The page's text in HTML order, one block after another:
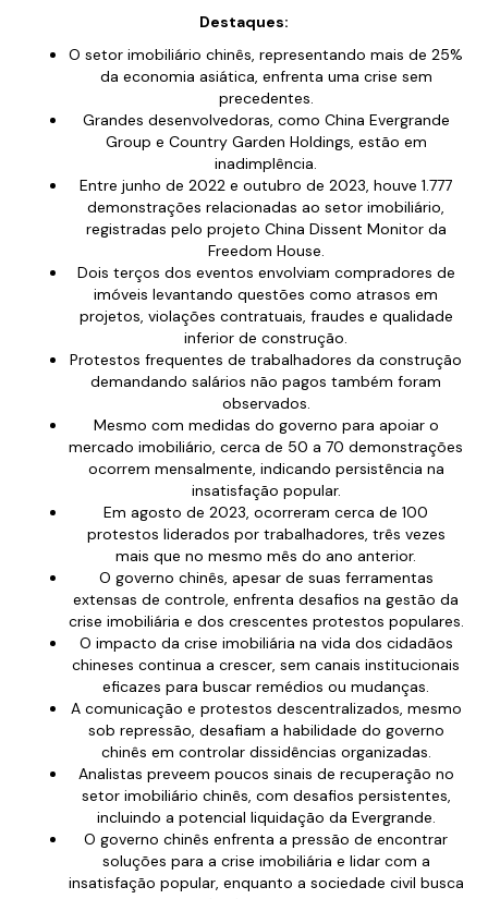
Destaques:
O setor imobiliário chinês, representando mais de 25%
da economia asiática, enfrenta uma crise sem
precedentes.
Grandes desenvolvedoras, como China Evergrande
Group e Country Garden Holdings, estão em
inadimplência.
Entre junho de 2022 e outubro de 2023, houve 1.777
demonstrações relacionadas ao setor imobiliário,
registradas pelo projeto China Dissent Monitor da
Freedom House.
Dois terços dos eventos envolviam compradores de
imóveis levantando questões como atrasos em
projetos, violações contratuais, fraudes e qualidade
inferior de construção.
Protestos frequentes de trabalhadores da construção
demandando salários não pagos também foram
observados.
Mesmo com medidas do governo para apoiar o
mercado imobiliário, cerca de 50 a 70 demonstrações
ocorrem mensalmente, indicando persistência na
insatisfação popular.
Em agosto de 2023, ocorreram cerca de 100
protestos liderados por trabalhadores, três vezes
mais que no mesmo mês do ano anterior.
O governo chinês, apesar de suas ferramentas
extensas de controle, enfrenta desafios na gestão da
crise imobiliária e dos crescentes protestos populares.
O impacto da crise imobiliária na vida dos cidadãos
chineses continua a crescer, sem canais institucionais
eficazes para buscar remédios ou mudanças.
A comunicação e protestos descentralizados, mesmo
sob repressão, desafiam a habilidade do governo
chinês em controlar dissidências organizadas.
Analistas preveem poucos sinais de recuperação no
setor imobiliário chinês, com desafios persistentes,
incluindo a potencial liquidação da Evergrande.
O governo chinês enfrenta a pressão de encontrar
soluções para a crise imobiliária e lidar com a
insatisfação popular, enquanto a sociedade civil busca